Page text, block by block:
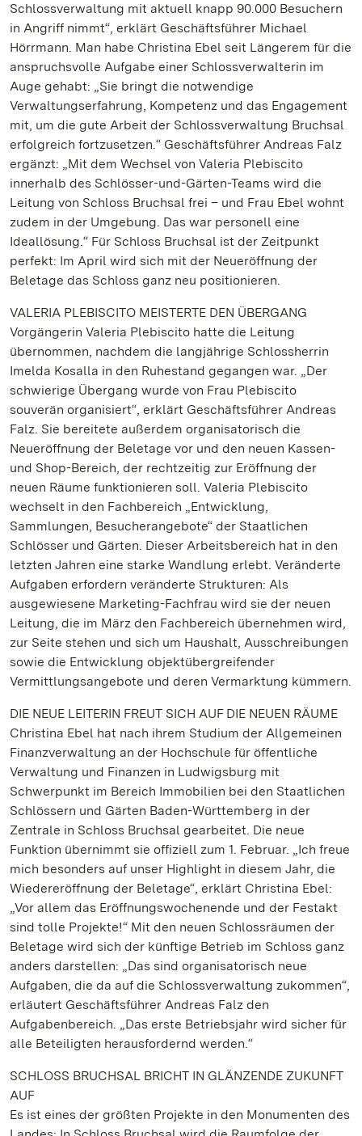
Schlossverwaltung mit aktuell knapp 90.000 Besuchern
in Angriff nimmt“, erklärt Geschäftsführer Michael
Hörrmann. Man habe Christina Ebel seit Längerem für die
anspruchsvolle Aufgabe einer Schlossverwalterin im
Auge gehabt: „Sie bringt die notwendige
Verwaltungserfahrung, Kompetenz und das Engagement
mit, um die gute Arbeit der Schlossverwaltung Bruchsal
erfolgreich fortzusetzen.“ Geschäftsführer Andreas Falz
ergänzt: „Mit dem Wechsel von Valeria Plebiscito
innerhalb des Schlösser-und-Gärten-Teams wird die
Leitung von Schloss Bruchsal frei – und Frau Ebel wohnt
zudem in der Umgebung. Das war personell eine
Ideallösung.“ Für Schloss Bruchsal ist der Zeitpunkt
perfekt: Im April wird sich mit der Neueröffnung der
Beletage das Schloss ganz neu positionieren.
VALERIA PLEBISCITO MEISTERTE DEN ÜBERGANG
Vorgängerin Valeria Plebiscito hatte die Leitung
übernommen, nachdem die langjährige Schlossherrin
Imelda Kosalla in den Ruhestand gegangen war. „Der
schwierige Übergang wurde von Frau Plebiscito
souverän organisiert“, erklärt Geschäftsführer Andreas
Falz. Sie bereitete außerdem organisatorisch die
Neueröffnung der Beletage vor und den neuen Kassen-
und Shop-Bereich, der rechtzeitig zur Eröffnung der
neuen Räume funktionieren soll. Valeria Plebiscito
wechselt in den Fachbereich „Entwicklung,
Sammlungen, Besucherangebote“ der Staatlichen
Schlösser und Gärten. Dieser Arbeitsbereich hat in den
letzten Jahren eine starke Wandlung erlebt. Veränderte
Aufgaben erfordern veränderte Strukturen: Als
ausgewiesene Marketing-Fachfrau wird sie der neuen
Leitung, die im März den Fachbereich übernehmen wird,
zur Seite stehen und sich um Haushalt, Ausschreibungen
sowie die Entwicklung objektübergreifender
Vermittlungsangebote und deren Vermarktung kümmern.
DIE NEUE LEITERIN FREUT SICH AUF DIE NEUEN RÄUME
Christina Ebel hat nach ihrem Studium der Allgemeinen
Finanzverwaltung an der Hochschule für öffentliche
Verwaltung und Finanzen in Ludwigsburg mit
Schwerpunkt im Bereich Immobilien bei den Staatlichen
Schlössern und Gärten Baden-Württemberg in der
Zentrale in Schloss Bruchsal gearbeitet. Die neue
Funktion übernimmt sie offiziell zum 1. Februar. „Ich freue
mich besonders auf unser Highlight in diesem Jahr, die
Wiedereröffnung der Beletage“, erklärt Christina Ebel:
„Vor allem das Eröffnungswochenende und der Festakt
sind tolle Projekte!“ Mit den neuen Schlossräumen der
Beletage wird sich der künftige Betrieb im Schloss ganz
anders darstellen: „Das sind organisatorisch neue
Aufgaben, die da auf die Schlossverwaltung zukommen“,
erläutert Geschäftsführer Andreas Falz den
Aufgabenbereich. „Das erste Betriebsjahr wird sicher für
alle Beteiligten herausfordernd werden.“
SCHLOSS BRUCHSAL BRICHT IN GLÄNZENDE ZUKUNFT
AUF
Es ist eines der größten Projekte in den Monumenten des